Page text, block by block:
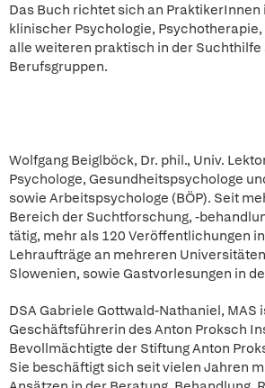
Das Buch richtet sich an PraktikerInnen
klinischer Psychologie,
alle weiteren praktisch in der Suchthilfe
Berufsgruppen.
Wolfgang Beiglböck, Dr. phil., Univ.
Psychologe, Gesundheitspsychologe
sowie Arbeitspsychologe (BÖP). Seit
Bereich der Suchtforschung, -
tätig, mehr als 120 Veröffentlichungen
Lehraufträge an mehreren
Slowenien, sowie Gastvorlesungen in
DSA Gabriele Gottwald-Nathaniel, MAS
Geschäftsführerin des Anton Proksch
Bevollmächtigte der Stiftung Anton
Sie beschäftigt sich seit vielen Jahren